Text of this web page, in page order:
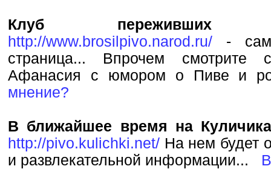
Клуб переживших
http://www.brosilpivo.narod.ru/ -
страница... Впрочем смотрите
Афанасия с юмором о Пиве и
мнение?
В ближайшее время на
http://pivo.kulichki.net/ На нем будет
и развлекательной информации...